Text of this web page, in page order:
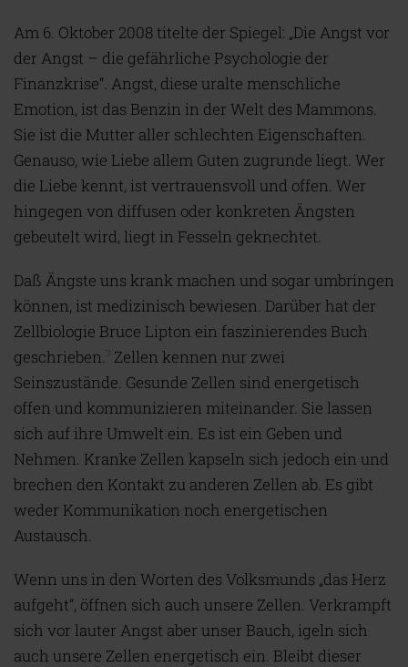
Am 6. Oktober 2008 titelte der Spiegel: „Die Angst vor
der Angst – die gefährliche Psychologie der
Finanzkrise“. Angst, diese uralte menschliche
Emotion, ist das Benzin in der Welt des Mammons.
Sie ist die Mutter aller schlechten Eigenschaften.
Genauso, wie Liebe allem Guten zugrunde liegt. Wer
die Liebe kennt, ist vertrauensvoll und offen. Wer
hingegen von diffusen oder konkreten Ängsten
gebeutelt wird, liegt in Fesseln geknechtet.
Daß Ängste uns krank machen und sogar umbringen
können, ist medizinisch bewiesen. Darüber hat der
Zellbiologie Bruce Lipton ein faszinierendes Buch
geschrieben. Zellen kennen nur zwei
Seinszustände. Gesunde Zellen sind energetisch
offen und kommunizieren miteinander. Sie lassen
sich auf ihre Umwelt ein. Es ist ein Geben und
Nehmen. Kranke Zellen kapseln sich jedoch ein und
brechen den Kontakt zu anderen Zellen ab. Es gibt
weder Kommunikation noch energetischen
Austausch.
Wenn uns in den Worten des Volksmunds „das Herz
aufgeht“, öffnen sich auch unsere Zellen. Verkrampft
sich vor lauter Angst aber unser Bauch, igeln sich
auch unsere Zellen energetisch ein. Bleibt dieser